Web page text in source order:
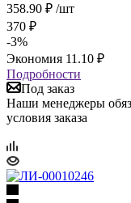
358.90 ₽ /шт
370 ₽
-3%
Экономия 11.10 ₽
Подробности
Под заказ
Наши менеджеры
условия заказа